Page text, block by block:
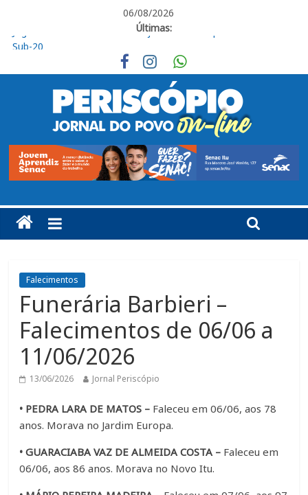
06/08/2026
Últimas:
Jovem morre após acidente na SP-075, em Itu
Ituano segue focado no confronto contra o Barra
Em Piracicaba, base do Ituano tem uma vitória e um empate
Campeonato Amador Série Ouro tem sequência em Itu
Jogador do Ituano denuncia injúria racial em partida do Paulista
Falecimentos
Funerária Barbieri –
Falecimentos de 06/06 a
11/06/2026
13/06/2026 Jornal Periscópio
• PEDRA LARA DE MATOS – Faleceu em 06/06, aos 78
anos. Morava no Jardim Europa.
• GUARACIABA VAZ DE ALMEIDA COSTA – Faleceu em
06/06, aos 86 anos. Morava no Novo Itu.